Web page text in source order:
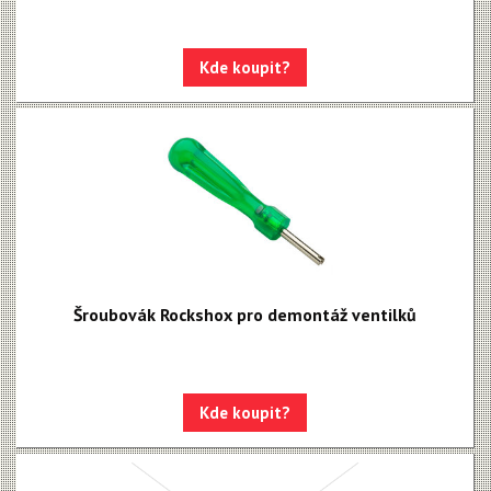
Kde koupit?
Šroubovák Rockshox pro demontáž ventilků
Kde koupit?